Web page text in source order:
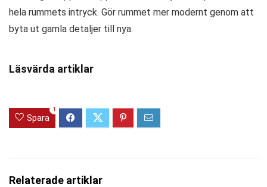
hela rummets intryck. Gör rummet mer modernt genom att
byta ut gamla detaljer till nya.
Läsvärda artiklar
Spara
1
Relaterade artiklar